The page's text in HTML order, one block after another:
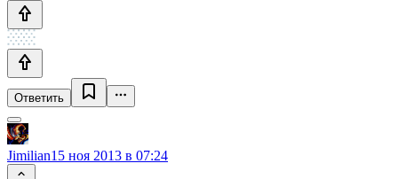
Ответить
Jimilian15 ноя 2013 в 07:24